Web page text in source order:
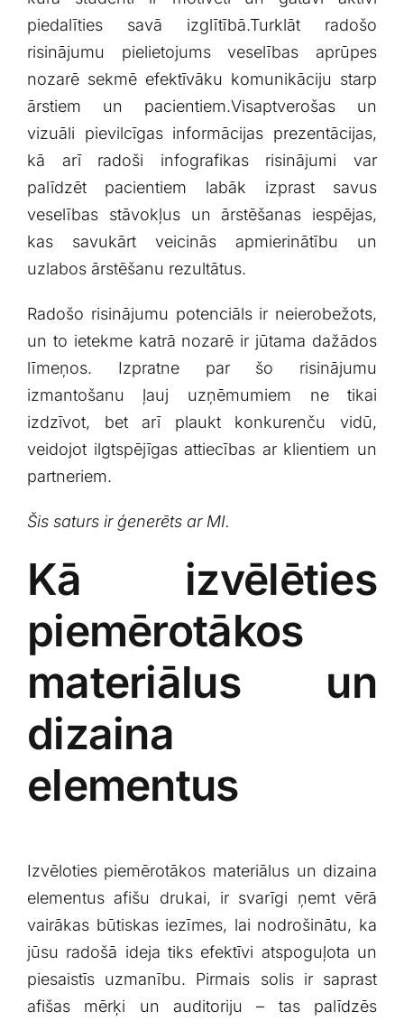
piedalīties savā izglītībā.Turklāt radošo
risinājumu pielietojums veselības aprūpes
nozarē ​sekmē efektīvāku komunikāciju starp
ārstiem un ⁣pacientiem.Visaptverošas un​
vizuāli pievilcīgas ⁢informācijas prezentācijas,
⁣kā arī radoši ‍infografikas risinājumi var
palīdzēt pacientiem labāk izprast ⁢savus
veselības stāvokļus un ārstēšanas⁣ iespējas,
kas savukārt veicinās apmierinātību un
uzlabos ārstēšanu⁣ rezultātus.
Radošo risinājumu ​potenciāls ir neierobežots,
un to ⁢ietekme katrā nozarē ir⁢ jūtama dažādos
līmeņos.⁢ Izpratne ⁢par šo risinājumu⁢
izmantošanu ļauj uzņēmumiem⁤ ne⁢ tikai
izdzīvot, bet arī plaukt konkurenču vidū,
veidojot⁤ ilgtspējīgas attiecības​ ar klientiem un
partneriem.
Šis saturs ir ģenerēts ar MI.
Kā‌ izvēlēties
piemērotākos
materiālus un
dizaina
elementus
Izvēloties ⁤piemērotākos materiālus un​ dizaina
elementus afišu drukai, ‍ir svarīgi ņemt ‍vērā
vairākas būtiskas iezīmes, lai ⁢nodrošinātu, ka
jūsu radošā ideja tiks efektīvi atspoguļota un
piesaistīs uzmanību. Pirmais solis ir⁣ saprast
afišas mērķi un auditoriju –​ tas palīdzēs